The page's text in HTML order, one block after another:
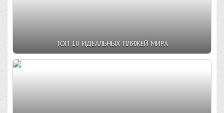
ТОП 10 ИДЕАЛЬНЫХ ПЛЯЖЕЙ МИРА